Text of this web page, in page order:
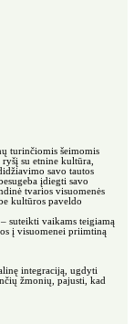
turinčiomis šeimomis
su etnine kultūra,
savo tautos
įdiegti savo
tvarios visuomenės
kultūros paveldo
suteikti vaikams teigiamą
į visuomenei priimtiną
integraciją, ugdyti
žmonių, pajusti, kad